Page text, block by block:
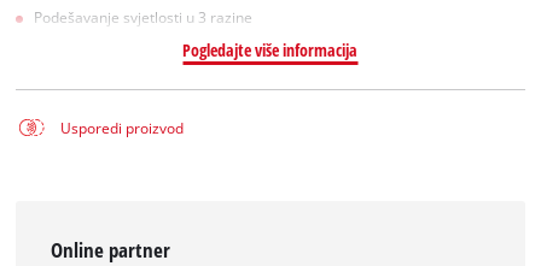
Podešavanje svjetlosti u 3 razine
Pogledajte više informacija
Usporedi proizvod
Online partner